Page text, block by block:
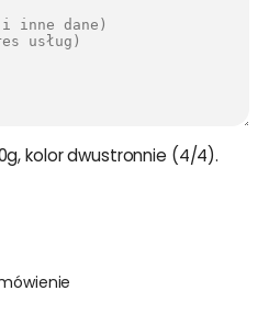
kolor dwustronnie (4/4).